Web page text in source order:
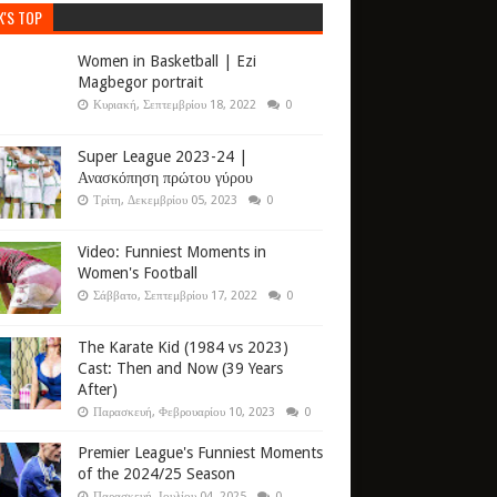
TOP
Women in Basketball | Ezi
Magbegor portrait
Κυριακή, Σεπτεμβρίου 18, 2022 0
Super League 2023-24 |
Ανασκόπηση πρώτου γύρου
Τρίτη, Δεκεμβρίου 05, 2023 0
Video: Funniest Moments in
Women's Football
Σάββατο, Σεπτεμβρίου 17, 2022 0
The Karate Kid (1984 vs 2023)
Cast: Then and Now (39 Years
After)
Παρασκευή, Φεβρουαρίου 10, 2023 0
Premier League's Funniest Moments
of the 2024/25 Season